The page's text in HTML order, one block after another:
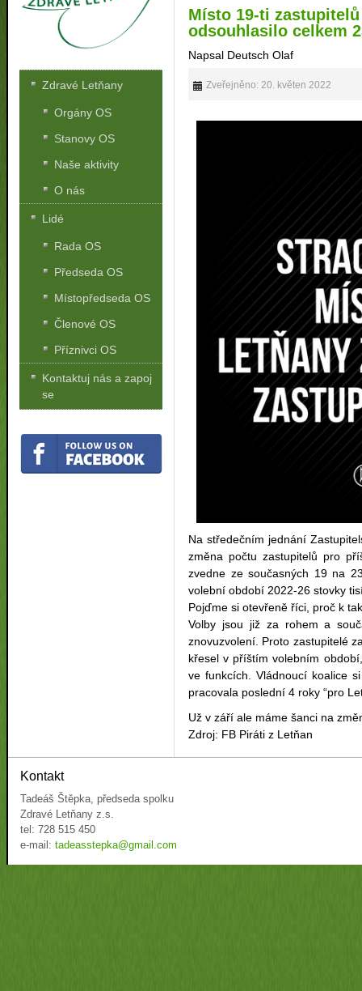
Místo 19-ti
odsouhlasilo celkem
Napsal Deutsch Olaf
Zveřejněno: 20. květen 2022
Na středečním jednání
změna počtu zastupitelů pro
zvedne ze současných 19 na
volební období 2022-26 stovky
Pojďme si otevřeně říci, proč k
Volby jsou již za rohem a
znovuzvolení. Proto zastupitelé
křesel v příštím volebním
ve funkcích. Vládnoucí koalice
pracovala poslední 4 roky “pro
Už v září ale máme šanci na
Zdroj: FB Piráti z Letňan
Zdravé Letňany
Orgány OS
Stanovy OS
Naše aktivity
O nás
Lidé
Rada OS
Předseda OS
Místopředseda OS
Členové OS
Příznivci OS
Kontaktuj nás a zapoj
se
Kontakt
Tadeáš Štěpka, předseda spolku
Zdravé Letňany z.s.
tel: 728 515 450
e-mail: tadeasstepka@gmail.com